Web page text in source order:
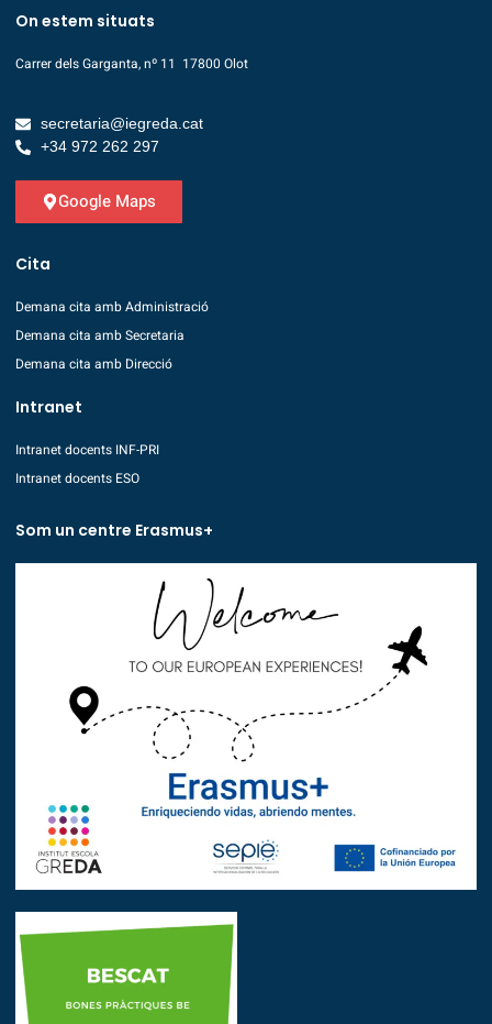
On estem situats
Carrer dels Garganta, nº 11 17800 Olot
secretaria@iegreda.cat
+34 972 262 297
Google Maps
Cita
Demana cita amb Administració
Demana cita amb Secretaria
Demana cita amb Direcció
Intranet
Intranet docents INF-PRI
Intranet docents ESO
Som un centre Erasmus+